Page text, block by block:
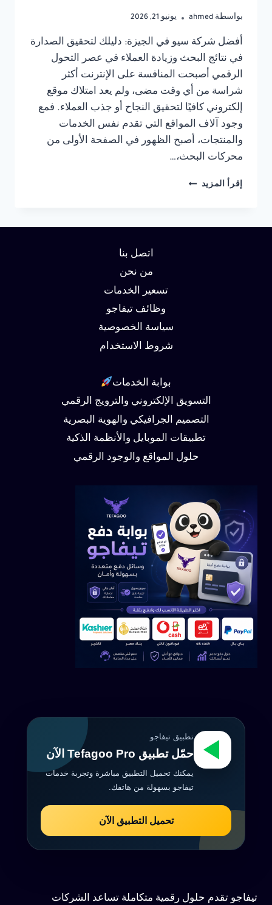
بواسطة ahmed يونيو 21, 2026
أفضل شركة سيو في الجيزة: دليلك لتحقيق الصدارة
في نتائج البحث وزيادة العملاء في عصر التحول
الرقمي أصبحت المنافسة على الإنترنت أكثر
شراسة من أي وقت مضى، ولم يعد امتلاك موقع
إلكتروني كافيًا لتحقيق النجاح أو جذب العملاء. فمع
وجود آلاف المواقع التي تقدم نفس الخدمات
والمنتجات، أصبح الظهور في الصفحة الأولى من
محركات البحث،…
إقرأ المزيد شركة
اتصل بنا
من نحن
تسعير الخدمات
وظائف تيفاجو
سياسة الخصوصية
شروط الاستخدام
بوابة الخدمات
التسويق الإلكتروني والترويج الرقمي
التصميم الجرافيكي والهوية البصرية
تطبيقات الموبايل والأنظمة الذكية
حلول المواقع والوجود الرقمي
تطبيق تيفاجو
حمّل تطبيق Tefagoo Pro الآن
يمكنك تحميل التطبيق مباشرة وتجربة خدمات
تيفاجو بسهولة من هاتفك.
تحميل التطبيق الآن
تيفاجو تقدم حلول رقمية متكاملة تساعد الشركات